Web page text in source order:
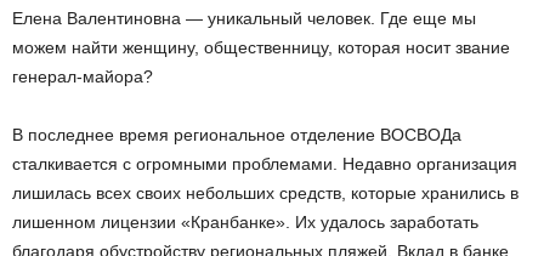
Елена Валентиновна — уникальный человек. Где еще мы
можем найти женщину, общественницу, которая носит звание
генерал-майора?
В последнее время региональное отделение ВОСВОДа
сталкивается с огромными проблемами. Недавно организация
лишилась всех своих небольших средств, которые хранились в
лишенном лицензии «Кранбанке». Их удалось заработать
благодаря обустройству региональных пляжей. Вклад в банке